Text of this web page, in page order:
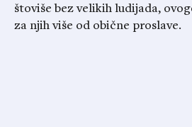
štoviše bez velikih ludijada,
za njih više od obične proslave.